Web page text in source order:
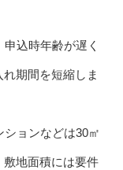
込時年齢が遅く
期間を短縮しま
ョンなどは30㎡
敷地面積には要件